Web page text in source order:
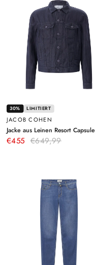
30% LIMITIERT
JACOB COHEN
Jacke aus Leinen Resort Capsule–
€455 €649,99